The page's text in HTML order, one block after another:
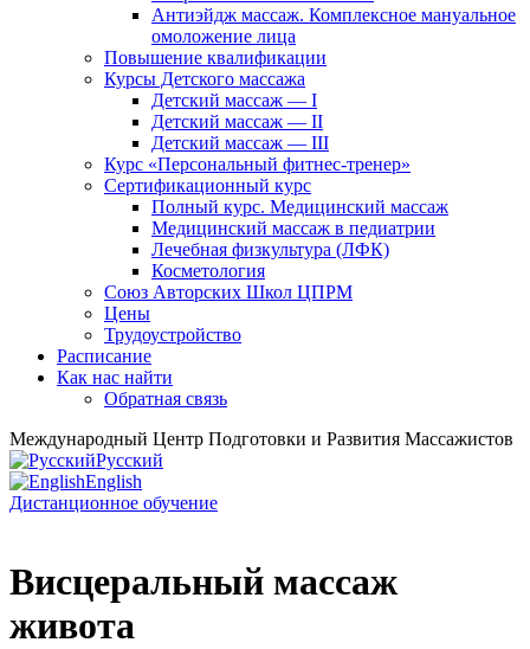
Антиэйдж массаж. Комплексное мануальное
омоложение лица
Повышение квалификации
Курсы Детского массажа
Детский массаж — I
Детский массаж — II
Детский массаж — III
Курс «Персональный фитнес-тренер»
Сертификационный курс
Полный курс. Медицинский массаж
Медицинский массаж в педиатрии
Лечебная физкультура (ЛФК)
Косметология
Союз Авторских Школ ЦПРМ
Цены
Трудоустройство
Расписание
Как нас найти
Обратная связь
Международный Центр Подготовки и Развития Массажистов
Русский
English
Дистанционное обучение
Висцеральный массаж
живота